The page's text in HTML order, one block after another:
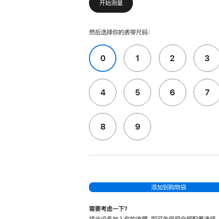
开始测量
然后选择你的表带尺码：
0 1 2 3
4 5 6 7
8 9
添加到购物袋
需要考虑一下？